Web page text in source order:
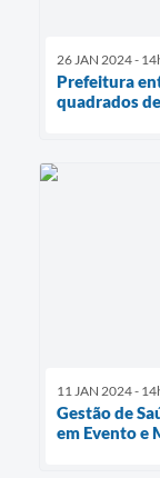
26 JAN 2024 -
Prefeitura
quadrados
11 JAN 2024 -
Gestão de
em Evento e